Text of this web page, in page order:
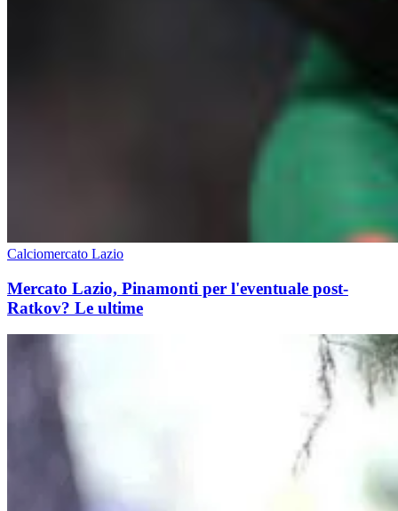
Calciomercato Lazio
Mercato Lazio, Pinamonti per l'eventuale post-
Ratkov? Le ultime